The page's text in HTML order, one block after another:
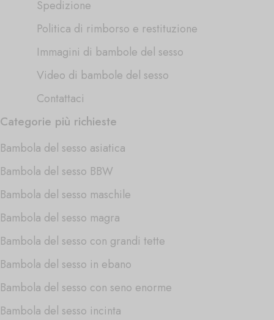
Spedizione
Politica di rimborso e restituzione
Immagini di bambole del sesso
Video di bambole del sesso
Contattaci
Categorie più richieste
Bambola del sesso asiatica
Bambola del sesso BBW
Bambola del sesso maschile
Bambola del sesso magra
Bambola del sesso con grandi tette
Bambola del sesso in ebano
Bambola del sesso con seno enorme
Bambola del sesso incinta